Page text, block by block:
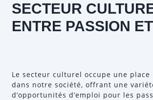
SECTEUR
ENTRE PASSION
Le secteur culturel occupe une
dans notre société, offrant une
d’opportunités d’emploi pour les